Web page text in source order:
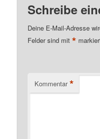
Schreibe
Deine E-Mail-Adresse
Felder sind mit*
Kommentar *